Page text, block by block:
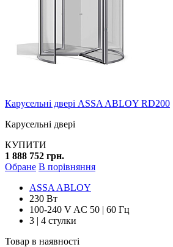
Карусельні двері ASSA ABLOY RD200
Карусельні двері
КУПИТИ
1 888 752 грн.
Обране В порівняння
ASSA ABLOY
230 Вт
100-240 V AC 50 | 60 Гц
3 | 4 стулки
Товар в наявності